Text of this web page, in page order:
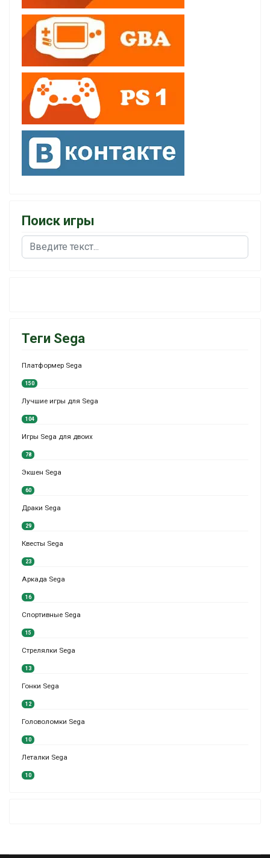
Поиск игры
Поиск
Теги Sega
Платформер Sega
150
Лучшие игры для Sega
104
Игры Sega для двоих
78
Экшен Sega
60
Драки Sega
29
Квесты Sega
23
Аркада Sega
16
Спортивные Sega
15
Стрелялки Sega
13
Гонки Sega
12
Головоломки Sega
10
Леталки Sega
10